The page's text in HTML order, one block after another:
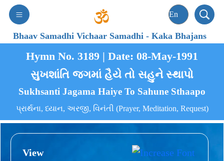
Bhaav Samadhi Vichaar Samadhi-Kaka Bhajans
Hymn No. 3189 | Date: 08-May-1991
સુખશાંતિ જગમાં હૈયે તો સહુને સ્થાપો
Sukhsanti Jagama Haiye To Sahune Sthaapo
પ્રાર્થના, ધ્યાન, અરજી, વિનંતી (Prayer, Meditation, Request)
View